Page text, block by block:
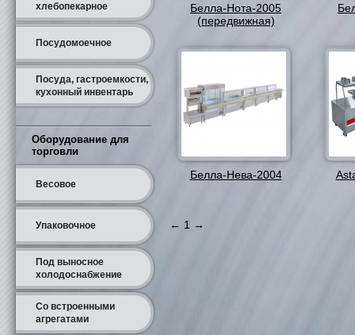
хлебопекарное
Посудомоечное
Посуда, гастроемкости,
кухонный инвентарь
Оборудование для
торговли
Весовое
Упаковочное
Под выносное
холодоснабжение
Со встроенными
агрегатами
Белла-Нота-2005
(передвижная)
Белла-Нева-2004
← 1 →